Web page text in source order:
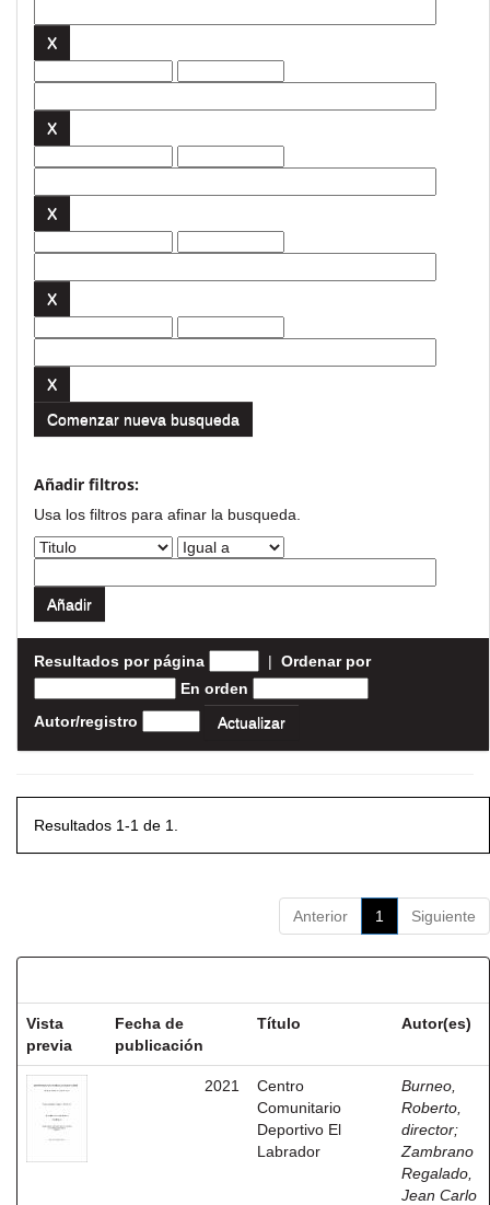
Comenzar nueva busqueda
Añadir filtros:
Usa los filtros para afinar la busqueda.
Resultados por página | Ordenar por
En orden
Autor/registro
Resultados 1-1 de 1.
Anterior 1 Siguiente
Vista
previa
Fecha de
publicación
Título Autor(es)
2021
Centro
Comunitario
Deportivo El
Labrador
Burneo,
Roberto,
director;
Zambrano
Regalado,
Jean Carlo